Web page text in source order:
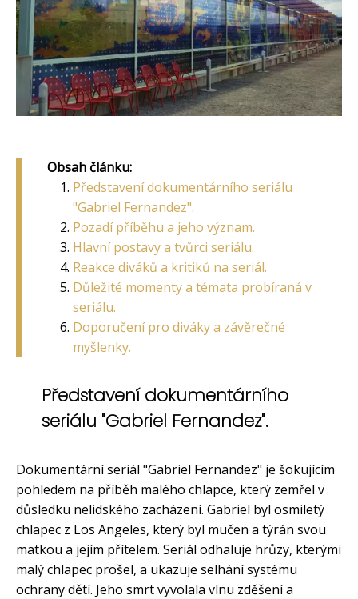
Obsah článku:
Představení dokumentárního seriálu
"Gabriel Fernandez".
Pozadí příběhu a jeho význam.
Hlavní postavy a tvůrci seriálu.
Reakce diváků a kritiků na seriál.
Důležité momenty a témata probíraná v
seriálu.
Doporučení pro diváky a závěrečné
myšlenky.
Představení dokumentárního
seriálu "Gabriel Fernandez".
Dokumentární seriál "Gabriel Fernandez" je šokujícím
pohledem na příběh malého chlapce, který zemřel v
důsledku nelidského zacházení. Gabriel byl osmiletý
chlapec z Los Angeles, který byl mučen a týrán svou
matkou a jejím přítelem. Seriál odhaluje hrůzy, kterými
malý chlapec prošel, a ukazuje selhání systému
ochrany dětí. Jeho smrt vyvolala vlnu zděšení a